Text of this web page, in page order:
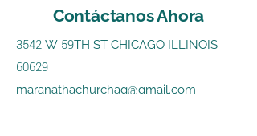
Contáctanos Ahora
3542 W 59TH ST CHICAGO ILLINOIS
60629
maranathachurchag@gmail.com